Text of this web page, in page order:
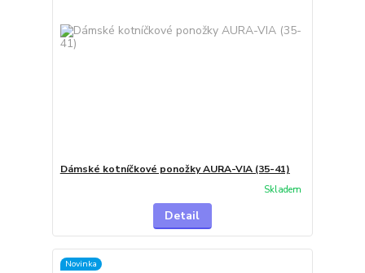
Dámské kotníčkové ponožky AURA-VIA (35-41)
Skladem
Detail
Novinka